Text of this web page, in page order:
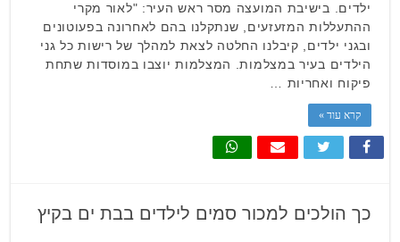
ילדים. בישיבת המועצה מסר ראש העיר: "לאור מקרי
ההתעללות המזעזעים, שנתקלנו בהם לאחרונה בפעוטונים
ובגני ילדים, קיבלנו החלטה לצאת למהלך של רישות כל גני
הילדים בעיר במצלמות. המצלמות יוצבו במוסדות שתחת
פיקוח ואחריות …
קרא עוד »
כך הולכים למכור סמים לילדים בבת ים בקיץ